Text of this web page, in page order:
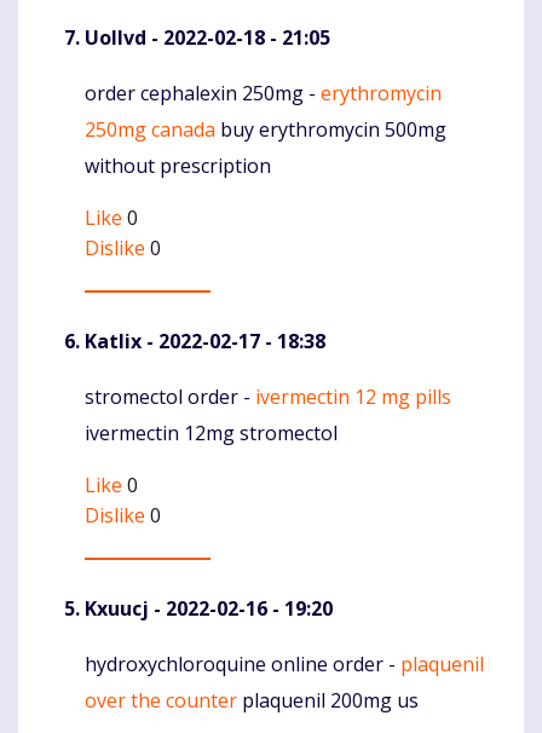
Uollvd - 2022-02-18 - 21:05
Komentaras
order cephalexin 250mg - erythromycin
250mg canada buy erythromycin 500mg
without prescription
Like 0
Dislike 0
Katlix - 2022-02-17 - 18:38
Komentaras
stromectol order - ivermectin 12 mg pills
ivermectin 12mg stromectol
Like 0
Dislike 0
Kxuucj - 2022-02-16 - 19:20
Komentaras
hydroxychloroquine online order - plaquenil
over the counter plaquenil 200mg us